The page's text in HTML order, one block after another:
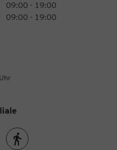
09:00 - 19:00
09:00 - 19:00
Zug
Route zu Fuß